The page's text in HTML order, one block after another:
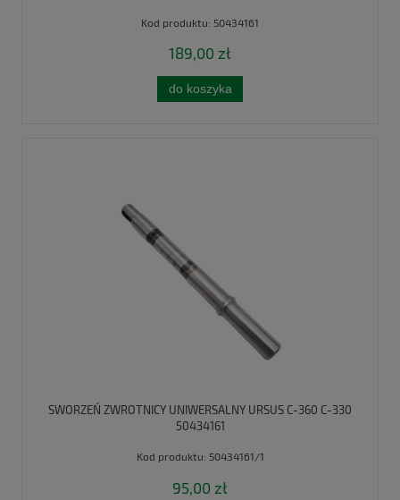
Kod produktu: 50434161
189,00 zł
do koszyka
SWORZEŃ ZWROTNICY UNIWERSALNY URSUS C-360 C-330
50434161
Kod produktu: 50434161/1
95,00 zł